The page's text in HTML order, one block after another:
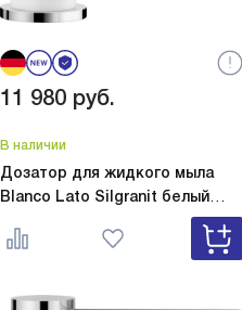
11 980 руб.
В наличии
Дозатор для жидкого мыла
Blanco Lato Silgranit белый
Lato Silgranit белый 525814